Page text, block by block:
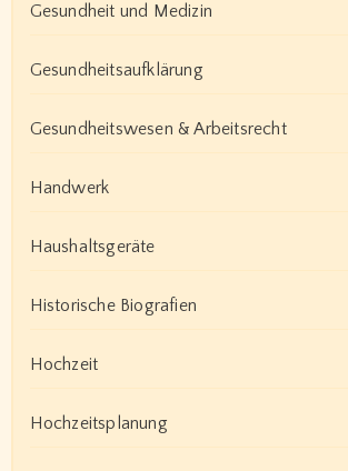
Gesundheit und Medizin
Gesundheitsaufklärung
Gesundheitswesen & Arbeitsrecht
Handwerk
Haushaltsgeräte
Historische Biografien
Hochzeit
Hochzeitsplanung